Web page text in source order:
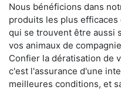
Nous bénéficions dans
produits les plus
qui se trouvent être aussi
vos animaux de
Confier la dératisation de
c'est l'assurance d'une
meilleures conditions, et